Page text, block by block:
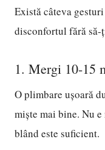
Există câteva
disconfortul fără
1. Mergi 10-15
O plimbare ușoară
miște mai bine. Nu
blând este suficient.